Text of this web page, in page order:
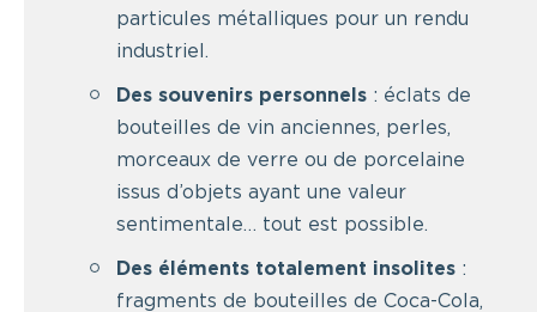
particules métalliques pour un rendu
industriel.
Des souvenirs personnels : éclats de
bouteilles de vin anciennes, perles,
morceaux de verre ou de porcelaine
issus d’objets ayant une valeur
sentimentale… tout est possible.
Des éléments totalement insolites :
fragments de bouteilles de Coca-Cola,